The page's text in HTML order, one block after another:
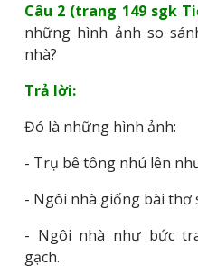
Câu 2 (trang 149 sgk
những hình ảnh so
nhà?
Trả lời:
Đó là những hình ảnh:
- Trụ bê tông nhú lên
- Ngôi nhà giống bài thơ
- Ngôi nhà như bức
gạch.